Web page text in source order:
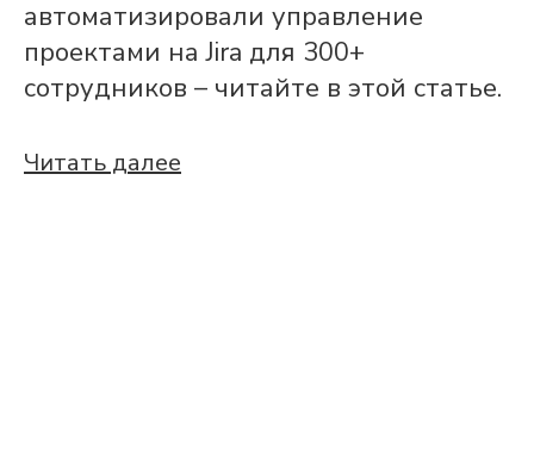
автоматизировали управление
проектами на Jira для 300+
сотрудников – читайте в этой статье.
Читать далее